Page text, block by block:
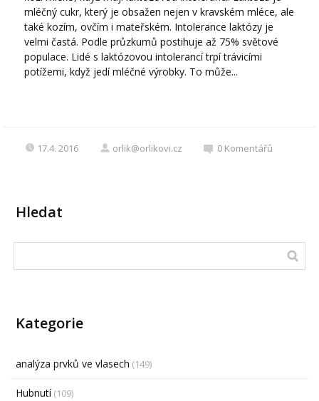
mléčný cukr, který je obsažen nejen v kravském mléce, ale
také kozím, ovčím i mateřském. Intolerance laktózy je
velmi častá. Podle průzkumů postihuje až 75% světové
populace. Lidé s laktózovou intolerancí trpí trávicími
potížemi, když jedí mléčné výrobky. To může...
17.4. 2016 orlik@orlikovi.cz 0 Komentářů
Hledat
Kategorie
analýza prvků ve vlasech (149)
Hubnutí(109)